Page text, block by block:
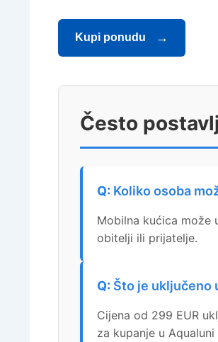
Kupi ponudu
Često
Koliko osoba
Mobilna kućica može
obitelji ili prijatelje.
Što je uključeno
Cijena od 299 EUR
za kupanje u